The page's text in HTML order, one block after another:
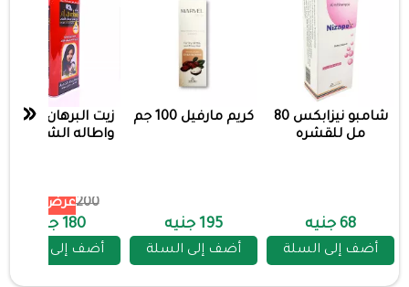
شامبو نيزابكس 80
مل للقشره
68 جنيه
أضف إلى السلة
كريم مارفيل 100 جم
195 جنيه
أضف إلى السلة
زيت البرهان لتكثيف
واطاله الشعر احمر
200عرض 10%
180 جنيه
أضف إلى السلة
«